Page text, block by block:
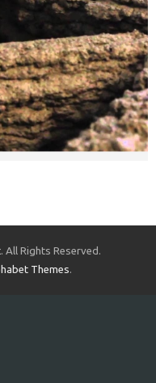
. All Rights Reserved.
Themes.